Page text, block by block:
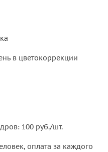
в цветокоррекции
100 руб./шт.
оплата за каждого